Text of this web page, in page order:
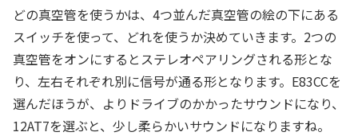
どの真空管を使うかは、4つ並んだ真空管の絵の下にある
スイッチを使って、どれを使うか決めていきます。2つの
真空管をオンにするとステレオペアリングされる形とな
り、左右それぞれ別に信号が通る形となります。E83CCを
選んだほうが、よりドライブのかかったサウンドになり、
12AT7を選ぶと、少し柔らかいサウンドになりますね。